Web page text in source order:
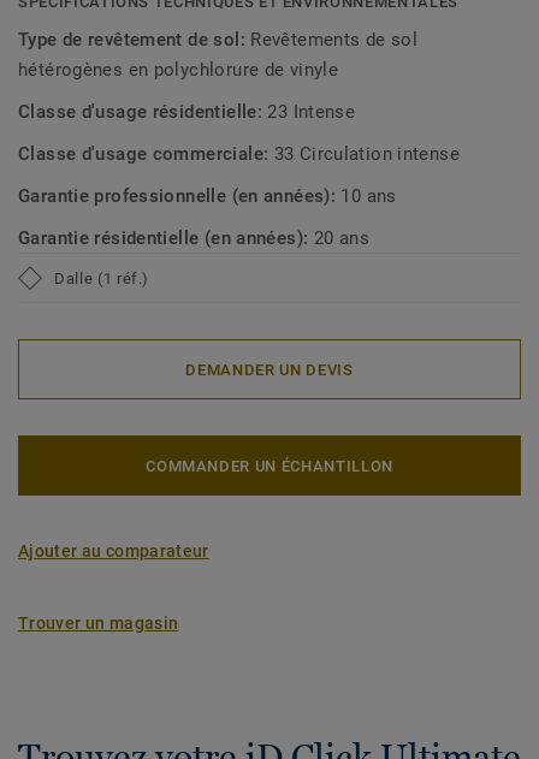
Type de revêtement de sol: Revêtements de sol
hétérogènes en polychlorure de vinyle
Classe d'usage résidentielle: 23 Intense
Classe d'usage commerciale: 33 Circulation intense
Garantie professionnelle (en années): 10 ans
Garantie résidentielle (en années): 20 ans
Dalle (1 réf.)
DEMANDER UN DEVIS
COMMANDER UN ÉCHANTILLON
Ajouter au comparateur
Trouver un magasin